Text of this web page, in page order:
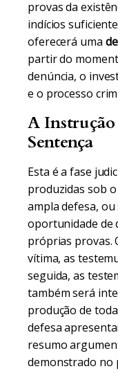
provas da
indícios
oferecerá uma
partir do
denúncia, o
e o processo
A Instrução
Sentença
Esta é a fase
produzidas sob
ampla defesa, ou
oportunidade de
próprias provas.
vítima, as
seguida, as
também será
produção de
defesa
resumo
demonstrado no